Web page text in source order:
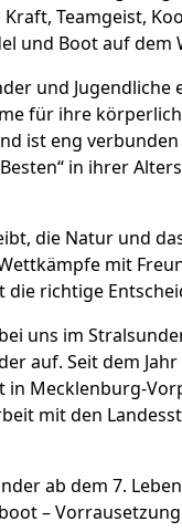
Teamgeist,
und Boot auf dem
und Jugendliche
für ihre
ist eng
in ihrer
die Natur und
mit
die richtige
uns im
auf. Seit dem
in Mecklenburg-
mit den
ab dem 7.
–